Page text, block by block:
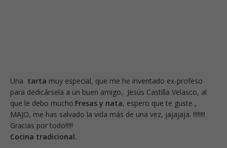
Una tarta muy especial, que me he inventado ex-profeso
para dedicársela a un buen amigo, Jesús Castilla Velasco, al
que le debo mucho.Fresas y nata, espero que te guste ,
MAJO, me has salvado la vida más de una vez, jajajaja. !!!!!!!!
Gracias por todo!!!!!
Cocina tradicional.